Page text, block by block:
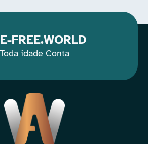
FREE.WORLD
Toda idade Conta